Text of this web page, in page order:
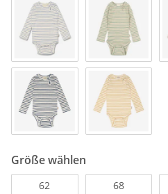
Größe wählen
62 68